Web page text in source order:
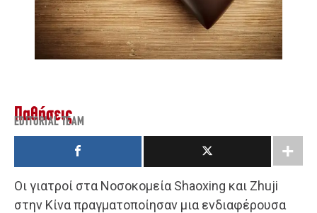
Παθήσεις
EDITORIAL TEAM
Οι γιατροί στα Νοσοκομεία Shaoxing και Zhuji
στην Κίνα πραγματοποίησαν μια ενδιαφέρουσα